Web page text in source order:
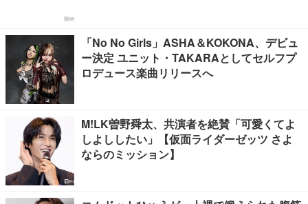
「No No Girls」ASHA＆KOKONA、デビュ
ー決定 ユニット・TAKARAとしてセルフプ
ロデュース楽曲リリースへ
M!LK曽野舜太、共演者を絶賛「可愛くてよ
しよししたい」【仮面ライダーゼッツ さよ
ならのミッション】